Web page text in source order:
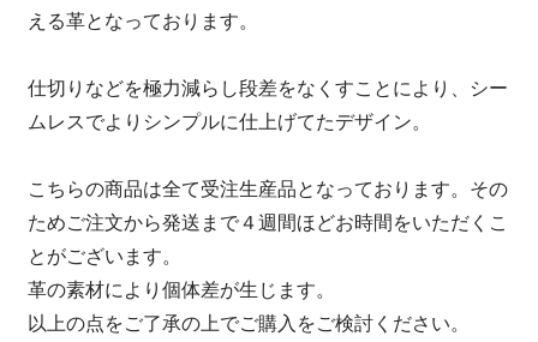
える革となっております。
仕切りなどを極力減らし段差をなくすことにより、シー
ムレスでよりシンプルに仕上げてたデザイン。
こちらの商品は全て受注生産品となっております。その
ためご注文から発送まで４週間ほどお時間をいただくこ
とがございます。
革の素材により個体差が生じます。
以上の点をご了承の上でご購入をご検討ください。